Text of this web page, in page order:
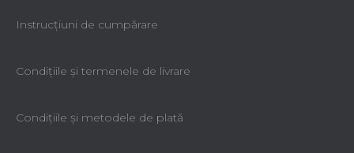
Instrucțiuni de cumpărare
Condiţiile şi termenele de livrare
Condiţiile şi metodele de plată